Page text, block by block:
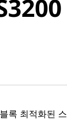
록 최적화된 스